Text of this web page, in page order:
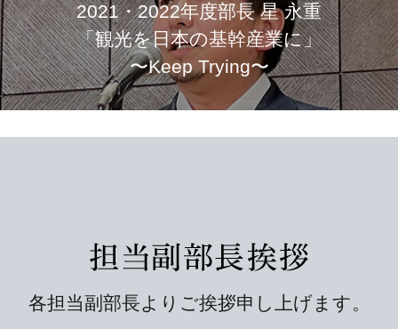
2021・2022年度部長 星 永重
「観光を日本の基幹産業に」
〜Keep Trying〜
各担当副部長よりご挨拶申し上げます。